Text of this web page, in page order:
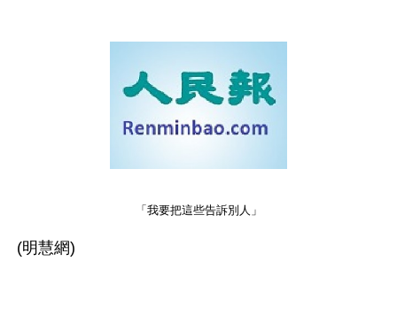
「我要把這些告訴別人」